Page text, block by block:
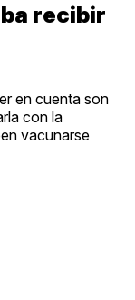
recibir
en cuenta son
con la
vacunarse